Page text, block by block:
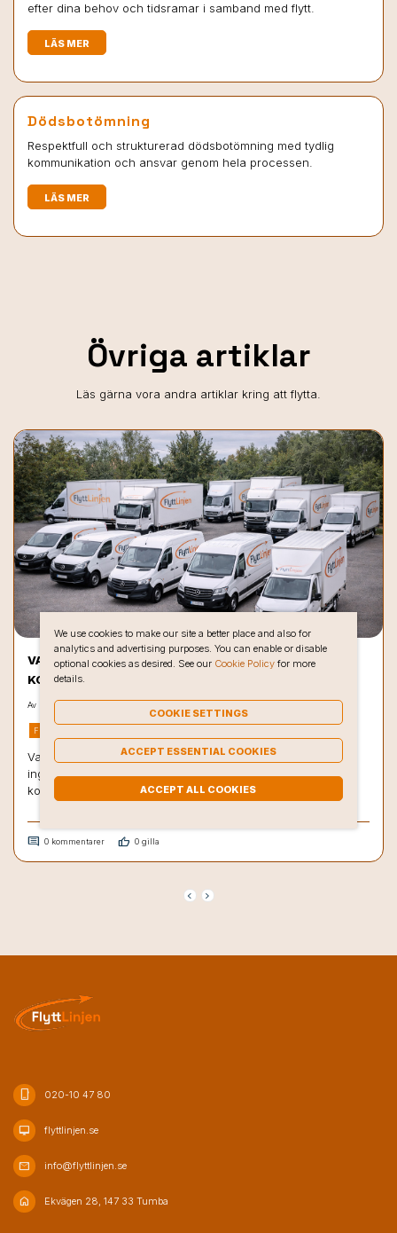
efter dina behov och tidsramar i samband med flytt.
LÄS MER
Dödsbotömning
Respektfull och strukturerad dödsbotömning med tydlig
kommunikation och ansvar genom hela processen.
LÄS MER
Övriga artiklar
Läs gärna vora andra artiklar kring att flytta.
VAD KOSTAR FLYTTSTÄDNING 2026? PRISGUIDE &
KOSTNADER | FLYTTLINJEN
Av Flyttlinjen i Sverieg AB
FLYTTSTÄDNING
Vad kostar flyttstädning 2026? Se aktuella priser, vad som
ingår, hur RUT-avdrag fungerar och vad som påverkar
kostnaden. Läs vår kompletta guide.
comment 0 kommentarer thumb_up 0 gilla
keyboard_arrow_left keyboard_arrow_right
phone_iphone 020-10 47 80
desktop_mac flyttlinjen.se
mail info@flyttlinjen.se
home Ekvägen 28, 147 33 Tumba
We use cookies to make our site a better place and also for
analytics and advertising purposes. You can enable or disable
optional cookies as desired. See our Cookie Policyfor more
details.
COOKIE SETTINGS
ACCEPT ESSENTIAL COOKIES
ACCEPT ALL COOKIES